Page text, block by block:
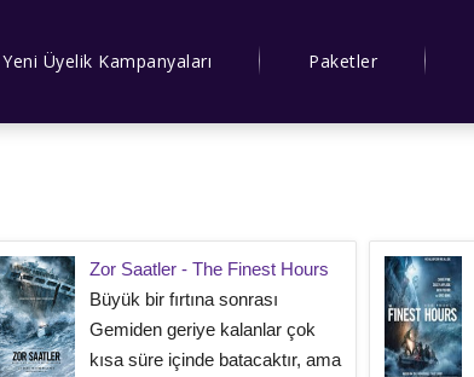
Yeni Üyelik Kampanyaları Paketler
Zor Saatler - The Finest Hours
Büyük bir fırtına sonrası
Gemiden geriye kalanlar çok
kısa süre içinde batacaktır, ama